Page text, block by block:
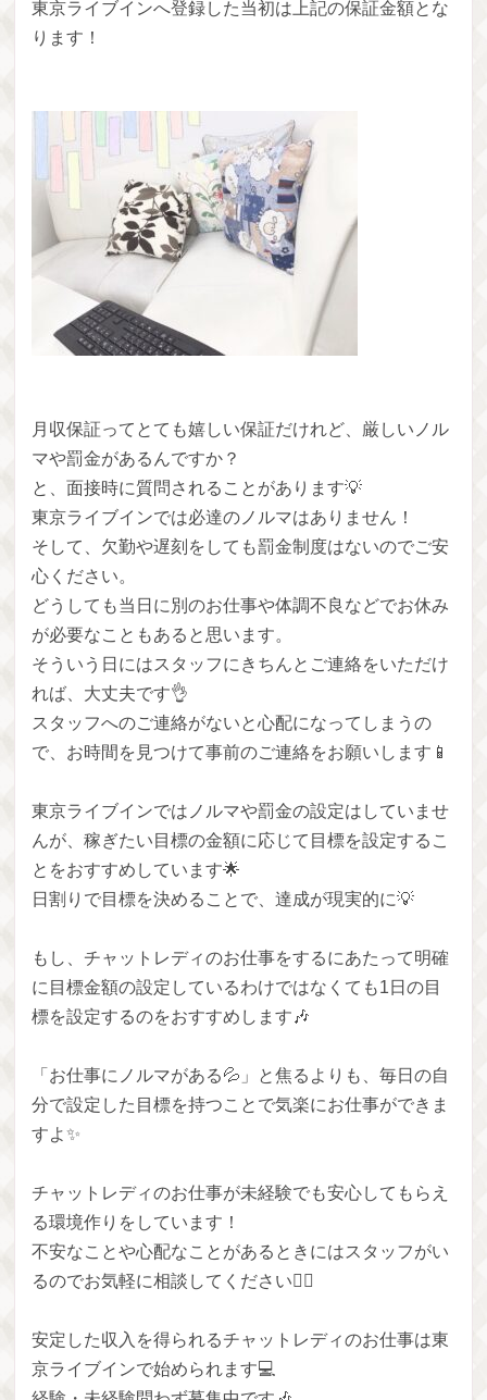
東京ライブインへ登録した当初は上記の保証金額とな
ります！
月収保証ってとても嬉しい保証だけれど、厳しいノル
マや罰金があるんですか？
と、面接時に質問されることがあります💡
東京ライブインでは必達のノルマはありません！
そして、欠勤や遅刻をしても罰金制度はないのでご安
心ください。
どうしても当日に別のお仕事や体調不良などでお休み
が必要なこともあると思います。
そういう日にはスタッフにきちんとご連絡をいただけ
れば、大丈夫です👌
スタッフへのご連絡がないと心配になってしまうの
で、お時間を見つけて事前のご連絡をお願いします📱
東京ライブインではノルマや罰金の設定はしていませ
んが、稼ぎたい目標の金額に応じて目標を設定するこ
とをおすすめしています🌟
日割りで目標を決めることで、達成が現実的に💡
もし、チャットレディのお仕事をするにあたって明確
に目標金額の設定しているわけではなくても1日の目
標を設定するのをおすすめします🎶
「お仕事にノルマがある💦」と焦るよりも、毎日の自
分で設定した目標を持つことで気楽にお仕事ができま
すよ✨
チャットレディのお仕事が未経験でも安心してもらえ
る環境作りをしています！
不安なことや心配なことがあるときにはスタッフがい
るのでお気軽に相談してください🙋‍♀️
安定した収入を得られるチャットレディのお仕事は東
京ライブインで始められます💻